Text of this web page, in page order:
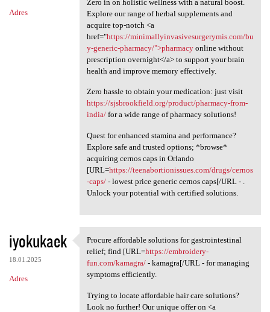
Adres
Zero in on holistic wellness with a natural boost.
Explore our range of herbal supplements and
acquire top-notch <a
href="https://minimallyinvasivesurgerymis.com/bu
y-generic-pharmacy/">pharmacyonline without
prescription overnight</a> to support your brain
health and improve memory effectively.
Zero hassle to obtain your medication: just visit
https://sjsbrookfield.org/product/pharmacy-from-
india/for a wide range of pharmacy solutions!
Quest for enhanced stamina and performance?
Explore safe and trusted options; *browse*
acquiring cernos caps in Orlando
[URL=https://teenabortionissues.com/drugs/cernos
-caps/- lowest price generic cernos caps[/URL - .
Unlock your potential with certified solutions.
iyokukaek
18.01.2025
Adres
Procure affordable solutions
Procure affordable solutions for gastrointestinal
relief; find [URL=https://embroidery-
fun.com/kamagra/- kamagra[/URL - for managing
symptoms efficiently.
Trying to locate affordable hair care solutions?
Look no further! Our unique offer on <a